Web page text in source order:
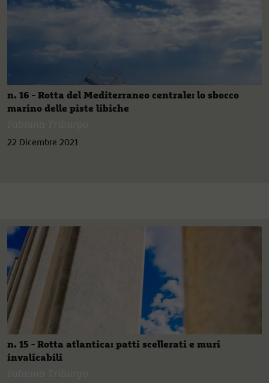
n. 16 - Rotta del Mediterraneo centrale: lo sbocco
marino delle piste libiche
22 Dicembre 2021
n. 15 - Rotta atlantica: patti scellerati e muri
invalicabili